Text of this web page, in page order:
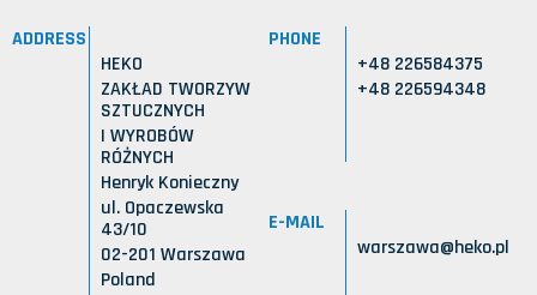
ADDRESS
HEKO
ZAKŁAD TWORZYW
SZTUCZNYCH
I WYROBÓW
RÓŻNYCH
Henryk Konieczny
ul. Opaczewska
43/10
02-201 Warszawa
Poland
PHONE
+48 226584375
+48 226594348
E-MAIL
warszawa@heko.pl